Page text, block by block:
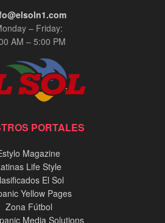
– Friday:
AM – 5:00 PM
PORTALES
Magazine
Life Style
El Sol
Yellow Pages
Zona Fútbol
Media Solutions